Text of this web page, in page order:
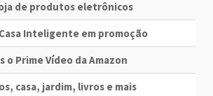
de produtos eletrônicos
Inteligente em promoção
o Prime Vídeo da Amazon
casa, jardim, livros e mais